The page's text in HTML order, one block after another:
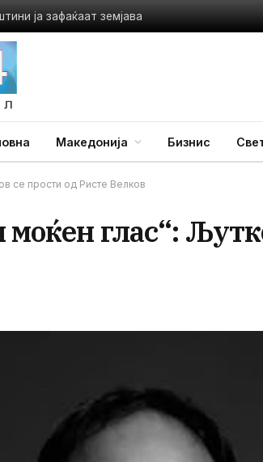
ја зафаќаат земјава
Македонија Бизнис
се прости од Ристе Велков
глас“: